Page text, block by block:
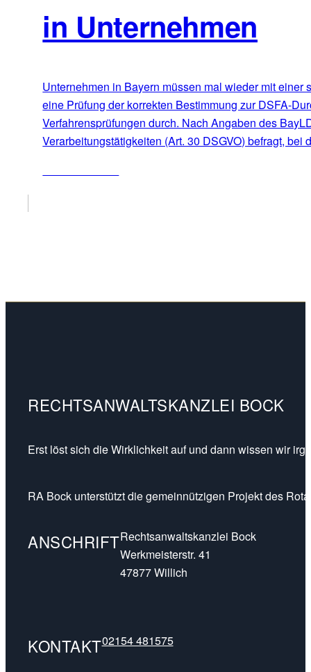
in Unternehmen
Unternehmen in Bayern müssen mal wieder mit
eine Prüfung der korrekten Bestimmung zur DSFA-
Verfahrensprüfungen durch. Nach Angaben des
Verarbeitungstätigkeiten (Art. 30 DSGVO) befragt,
RECHTSANWALTSKANZLEI BOCK
Erst löst sich die Wirklichkeit auf und dann wissen wir
RA Bock unterstützt die gemeinnützigen Projekt des
ANSCHRIFTRechtsanwaltskanzlei Bock
Werkmeisterstr. 41
47877 Willich
KONTAKT02154 481575